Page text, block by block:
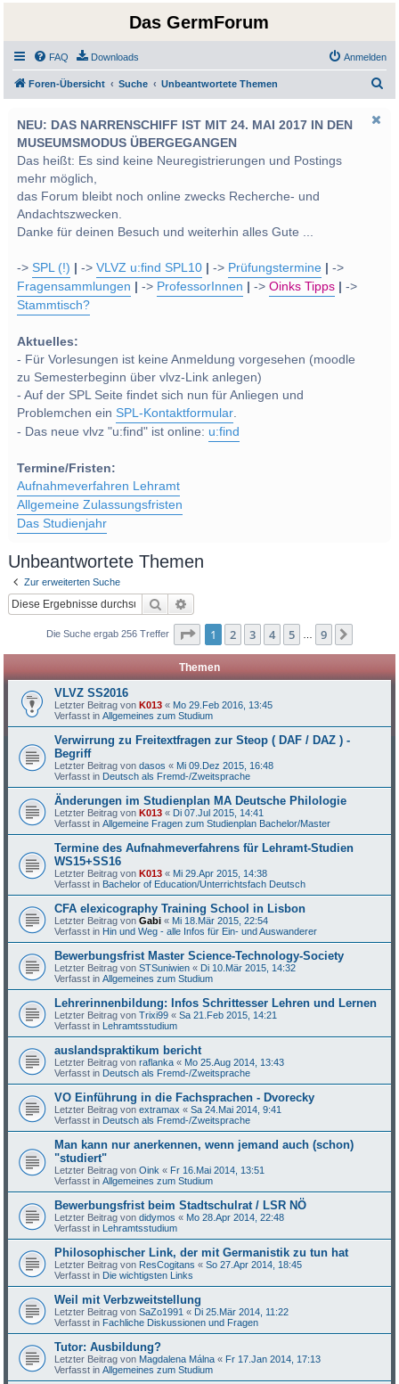
Das GermForum
FAQ Downloads Anmelden
Foren-Übersicht Suche Unbeantwortete Themen
NEU: DAS NARRENSCHIFF IST MIT 24. MAI 2017 IN DEN
MUSEUMSMODUS ÜBERGEGANGEN
Das heißt: Es sind keine Neuregistrierungen und Postings
mehr möglich,
das Forum bleibt noch online zwecks Recherche- und
Andachtszwecken.
Danke für deinen Besuch und weiterhin alles Gute ...
->SPL (!) ->VLVZ u:find SPL10 -> Prüfungstermine
->
Fragensammlungen
-> ProfessorInnen ->Oinks Tipps
->
Stammtisch?
Aktuelles:
- Für Vorlesungen ist keine Anmeldung vorgesehen (moodle
zu Semesterbeginn über vlvz-Link anlegen)
- Auf der SPL Seite findet sich nun für Anliegen und
Problemchen einSPL-Kontaktformular.
- Das neue vlvz "u:find" ist online: u:find
Termine/Fristen:
Aufnahmeverfahren Lehramt
Allgemeine Zulassungsfristen
Das Studienjahr
Unbeantwortete Themen
Zur erweiterten Suche
Suche
Die Suche ergab 256 Treffer Seite 1von
1 2 3 4 5 9
Themen
VLVZ SS2016
Letzter Beitrag vonK013 « Mo 29.Feb 2016, 13:45
Verfasst inAllgemeines zum Studium
Verwirrung zu Freitextfragen zur Steop ( DAF / DAZ ) -
Begriff
Letzter Beitrag vondasos « Mi 09.Dez 2015, 16:48
Verfasst in Deutsch als Fremd-/Zweitsprache
Änderungen im Studienplan MA Deutsche Philologie
Letzter Beitrag vonK013 « Di 07.Jul 2015, 14:41
Verfasst inAllgemeine Fragen zum Studienplan Bachelor/Master
Termine des Aufnahmeverfahrens für Lehramt-Studien
WS15+SS16
Letzter Beitrag vonK013 « Mi 29.Apr 2015, 14:38
Verfasst in Bachelor of Education/Unterrichtsfach Deutsch
CFA elexicography Training School in Lisbon
Letzter Beitrag vonGabi « Mi 18.Mär 2015, 22:54
Verfasst in Hin und Weg - alle Infos für Ein- und Auswanderer
Bewerbungsfrist Master Science-Technology-Society
Letzter Beitrag vonSTSuniwien « Di 10.Mär 2015, 14:32
Verfasst inAllgemeines zum Studium
Lehrerinnenbildung: Infos Schrittesser Lehren und Lernen
Letzter Beitrag vonTrixi99 «Sa 21.Feb 2015, 14:21
Verfasst in Lehramtsstudium
auslandspraktikum bericht
Letzter Beitrag vonraflanka « Mo 25.Aug 2014, 13:43
Verfasst in Deutsch als Fremd-/Zweitsprache
VO Einführung in die Fachsprachen - Dvorecky
Letzter Beitrag vonextramax «Sa 24.Mai 2014, 9:41
Verfasst in Deutsch als Fremd-/Zweitsprache
Man kann nur anerkennen, wenn jemand auch (schon)
"studiert"
Letzter Beitrag vonOink « Fr 16.Mai 2014, 13:51
Verfasst inAllgemeines zum Studium
Bewerbungsfrist beim Stadtschulrat / LSR NÖ
Letzter Beitrag vondidymos « Mo 28.Apr 2014, 22:48
Verfasst in Lehramtsstudium
Philosophischer Link, der mit Germanistik zu tun hat
Letzter Beitrag von ResCogitans «So 27.Apr 2014, 18:45
Verfasst in Die wichtigsten Links
Weil mit Verbzweitstellung
Letzter Beitrag vonSaZo1991 « Di 25.Mär 2014, 11:22
Verfasst in Fachliche Diskussionen und Fragen
Tutor: Ausbildung?
Letzter Beitrag von Magdalena Málna « Fr 17.Jan 2014, 17:13
Verfasst inAllgemeines zum Studium